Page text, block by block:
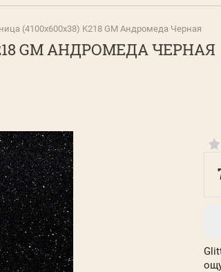
(4100х600х38) K218 GM Андромеда Черная
GM АНДРОМЕДА ЧЕРНАЯ